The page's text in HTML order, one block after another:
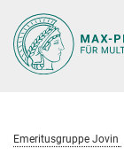
Hauptinhalt
Emeritusgruppe Jovin